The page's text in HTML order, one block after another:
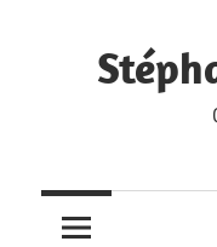
content